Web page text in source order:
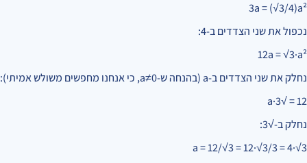
3a = (√3/4)a²
נכפול את שני הצדדים ב-4:
12a = √3·a²
נחלק את שני הצדדים ב-a (בהנחה ש-a≠0, כי אנחנו מחפשים משולש אמיתי):
12 = √3·a
נחלק ב-√3:
a = 12/√3 = 12·√3/3 = 4·√3